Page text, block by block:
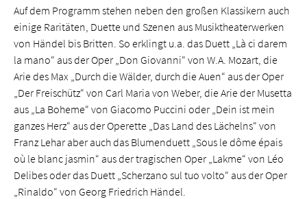
Auf dem Programm stehen neben den großen Klassikern auch
einige Raritäten, Duette und Szenen aus Musiktheaterwerken
von Händel bis Britten. So erklingt u.a. das Duett „Là ci darem
la mano“ aus der Oper „Don Giovanni“ von W.A. Mozart, die
Arie des Max „Durch die Wälder, durch die Auen“ aus der Oper
„Der Freischütz“ von Carl Maria von Weber, die Arie der Musetta
aus „La Boheme“ von Giacomo Puccini oder „Dein ist mein
ganzes Herz“ aus der Operette „Das Land des Lächelns“ von
Franz Lehar aber auch das Blumenduett „Sous le dôme épais
où le blanc jasmin“ aus der tragischen Oper „Lakme“ von Léo
Delibes oder das Duett „Scherzano sul tuo volto“ aus der Oper
„Rinaldo“ von Georg Friedrich Händel.